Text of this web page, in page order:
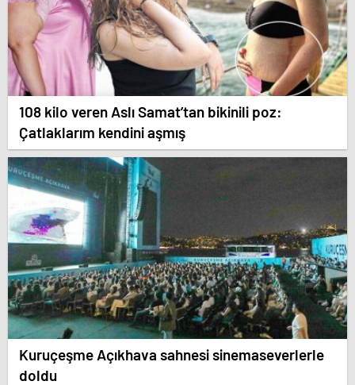
108 kilo veren Aslı Samat’tan bikinili poz:
Çatlaklarım kendini aşmış
Kuruçeşme Açıkhava sahnesi sinemaseverlerle
doldu